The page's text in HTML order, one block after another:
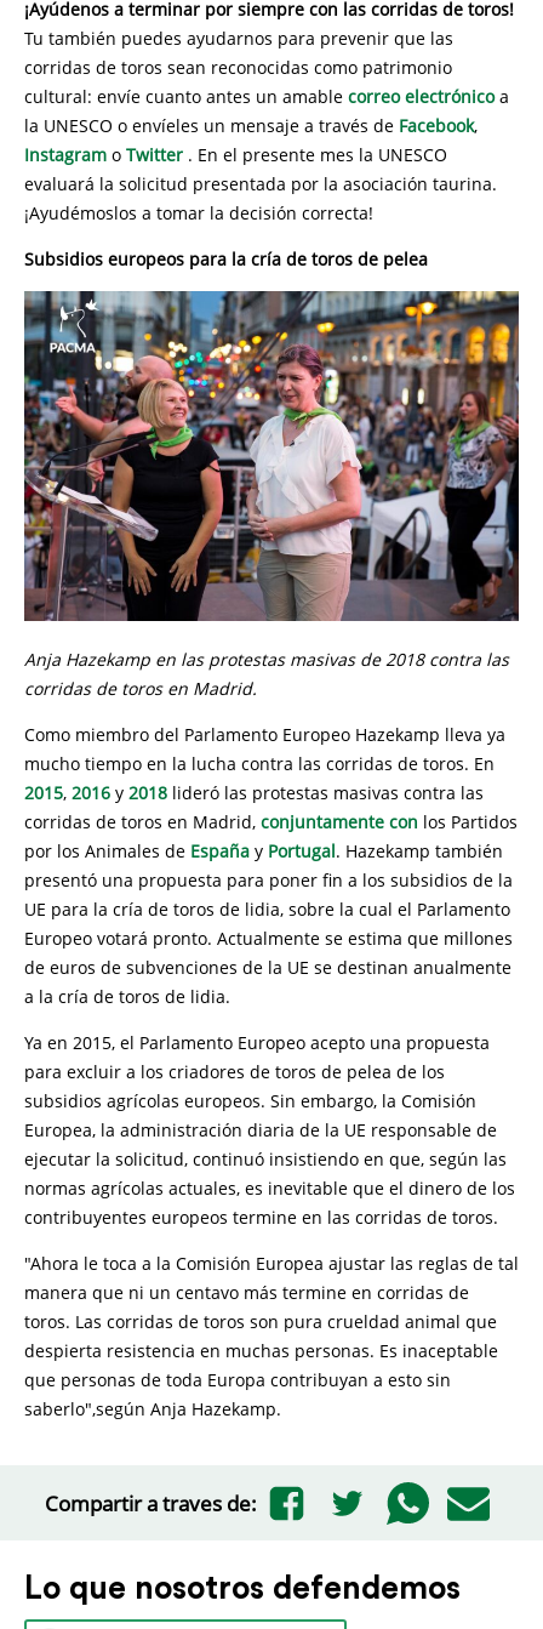
¡Ayúdenos a terminar por siempre con las corridas de toros!
Tu también puedes ayudarnos para prevenir que las
corridas de toros sean reconocidas como patrimonio
cultural: envíe cuanto antes un amable correo electrónicoa
la UNESCO o envíeles un mensaje a través de Facebook,
Instagram o Twitter . En el presente mes la UNESCO
evaluará la solicitud presentada por la asociación taurina.
¡Ayudémoslos a tomar la decisión correcta!
Subsidios europeos para la cría de toros de pelea
Anja Hazekamp en las protestas masivas de 2018 contra las
corridas de toros en Madrid.
Como miembro del Parlamento Europeo Hazekamp lleva ya
mucho tiempo en la lucha contra las corridas de toros. En
2015, 2016 y 2018 lideró las protestas masivas contra las
corridas de toros en Madrid, conjuntamente con los Partidos
por los Animales de España y Portugal. Hazekamp también
presentó una propuesta para poner fin a los subsidios de la
UE para la cría de toros de lidia, sobre la cual el Parlamento
Europeo votará pronto. Actualmente se estima que millones
de euros de subvenciones de la UE se destinan anualmente
a la cría de toros de lidia.
Ya en 2015, el Parlamento Europeo acepto una propuesta
para excluir a los criadores de toros de pelea de los
subsidios agrícolas europeos. Sin embargo, la Comisión
Europea, la administración diaria de la UE responsable de
ejecutar la solicitud, continuó insistiendo en que, según las
normas agrícolas actuales, es inevitable que el dinero de los
contribuyentes europeos termine en las corridas de toros.
"Ahora le toca a la Comisión Europea ajustar las reglas de tal
manera que ni un centavo más termine en corridas de
toros. Las corridas de toros son pura crueldad animal que
despierta resistencia en muchas personas. Es inaceptable
que personas de toda Europa contribuyan a esto sin
saberlo",según Anja Hazekamp.
Compartir a traves de:
Lo que nosotros defendemos